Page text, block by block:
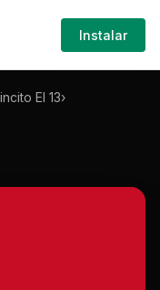
el-13-angelito-
Iniciar
Sesión
El 13›
Instalar